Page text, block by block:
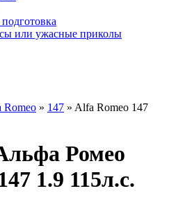
или ужасные приколы
Romeo » 147 » Alfa Romeo 147
Ромео
1.9 115л.с.